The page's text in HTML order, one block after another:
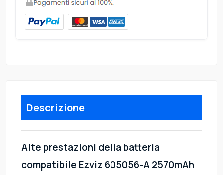
Descrizione
Alte prestazioni della batteria
compatibile Ezviz 605056-A 2570mAh